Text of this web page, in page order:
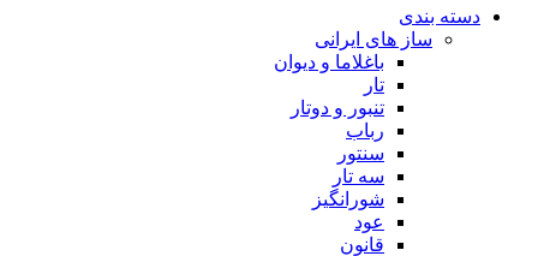
دسته بندی
ساز های ایرانی
باغلاما و دیوان
تار
تنبور و دوتار
رباب
سنتور
سه تار
شورانگیز
عود
قانون